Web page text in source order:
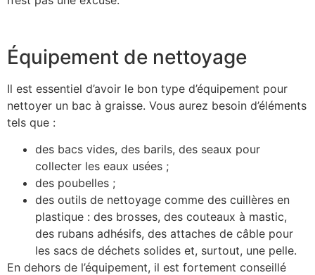
Équipement de nettoyage
Il est essentiel d’avoir le bon type d’équipement pour
nettoyer un bac à graisse. Vous aurez besoin d’éléments
tels que :
des bacs vides, des barils, des seaux pour
collecter les eaux usées ;
des poubelles ;
des outils de nettoyage comme des cuillères en
plastique : des brosses, des couteaux à mastic,
des rubans adhésifs, des attaches de câble pour
les sacs de déchets solides et, surtout, une pelle.
En dehors de l’équipement, il est fortement conseillé